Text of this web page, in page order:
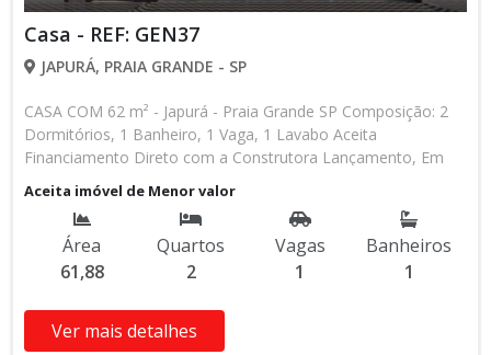
Casa - REF: GEN37
JAPURÁ, PRAIA GRANDE - SP
CASA COM 62 m² - Japurá - Praia Grande SP Composição: 2
Dormitórios, 1 Banheiro, 1 Vaga, 1 Lavabo Aceita
Financiamento Direto com a Construtora Lançamento, Em
Obras Entrada de R$ 85.000,00 84 Parcelas Mensais de R$
2.476,16 8 Parcelas Anuais de R$ 4.000,00 R$ 25.000,00
Entrega das Chaves R$ 380.000,00 valor Total * Os valores e
disponibilidade podem ser alterados sem prévio aviso. Favor
verificar entrando em contato com nossa equipe
Aceita imóvel de Menor valor
Área
61,88
Quartos
2
Vagas
1
Banheiros
1
Ver mais detalhes